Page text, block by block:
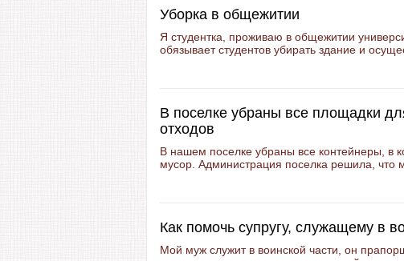
Уборка в общежитии
Я студентка, проживаю в общежитии
обязывает студентов убирать здание и
В поселке убраны все площадки
отходов
В нашем поселке убраны все контейнеры, в
мусор. Администрация поселка решила, что
Как помочь супругу, служащему в
Мой муж служит в воинской части, он